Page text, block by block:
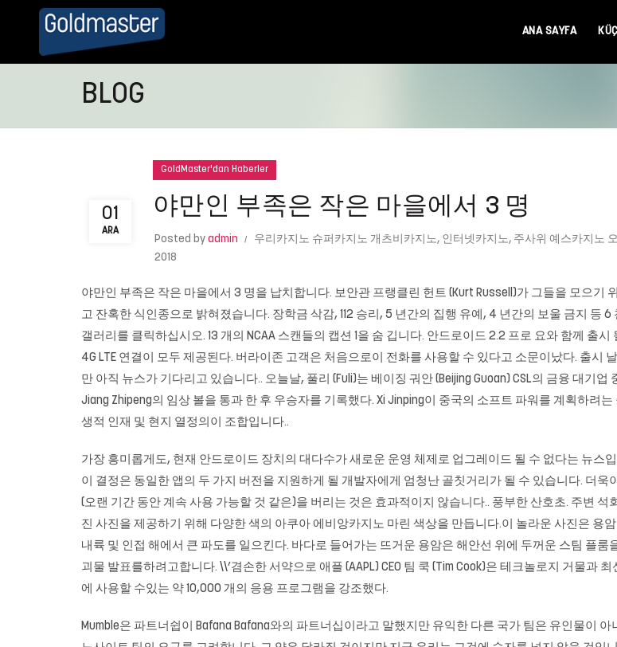
ANA SAYFA
BLOG
01
ARA
GoldMaster'dan Haberler
야만인 부족은 작은 마을에서 3 명
Posted by admin 우리카지노 슈퍼카지노 개츠비카지노, 인터넷카지노, 주사위 예스카지노
2018
야만인 부족은 작은 마을에서 3 명을 납치합니다. 보안관 프랭클린 헌트 (Kurt Russell)가 그들을 모으
고 잔혹한 식인종으로 밝혀졌습니다. 장학금 삭감, 112 승리, 5 년간의 집행 유예, 4 년간의 보울 금지 등
갤러리를 클릭하십시오. 13 개의 NCAA 스캔들의 캡션 1을 숨 깁니다. 안드로이드 2.2 프로 요와 함께 출
4G LTE 연결이 모두 제공된다. 버라이존 고객은 처음으로이 전화를 사용할 수 있다고 소문이났다. 출시
만 아직 뉴스가 기다리고 있습니다.. 오늘날, 풀리 (Fuli)는 베이징 궈안 (Beijing Guoan) CSL의 금융 대기
Jiang Zhipeng의 임상 볼을 통과 한 후 우승자를 기록했다. Xi Jinping이 중국의 소프트 파워를 계획하려
생적 인재 및 현지 열정의이 조합입니다..
가장 흥미롭게도, 현재 안드로이드 장치의 대다수가 새로운 운영 체제로 업그레이드 될 수 없다는 뉴스
이 결정은 동일한 앱의 두 가지 버전을 지원하게 될 개발자에게 엄청난 골칫거리가 될 수 있습니다. 더
(오랜 기간 동안 계속 사용 가능할 것 같은)을 버리는 것은 효과적이지 않습니다.. 풍부한 산호초. 주변
진 사진을 제공하기 위해 다양한 색의 아쿠아 에비앙카지노 마린 색상을 만듭니다.이 놀라운 사진은 용
내륙 및 인접 해에서 큰 파도를 일으킨다. 바다로 들어가는 뜨거운 용암은 해안선 위에 두꺼운 스팀 플
괴물 발표를하려고합니다. \\’겸손한 서약으로 애플 (AAPL) CEO 팀 쿡 (Tim Cook)은 테크놀로지 거물과
에 사용할 수있는 약 10,000 개의 응용 프로그램을 강조했다.
Mumble은 파트너쉽이 Bafana Bafana와의 파트너십이라고 말했지만 유익한 다른 국가 팀은 유인물이